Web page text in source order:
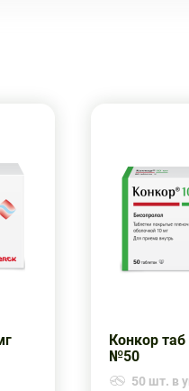
Конкор
№50
50 шт. в